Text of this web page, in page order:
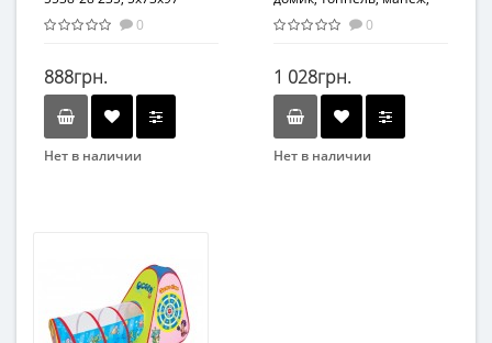
0
888грн.
Нет в наличии
накидка
0
1 028грн.
Нет в наличии